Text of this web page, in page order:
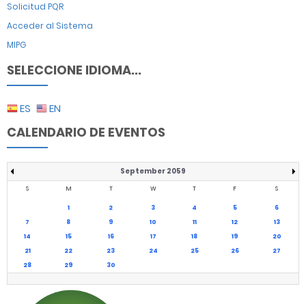
Solicitud PQR
Acceder al Sistema
MIPG
SELECCIONE IDIOMA...
ES EN
CALENDARIO DE EVENTOS
September 2059
S M T W T F S
1 2 3 4 5
6
7
8 9 10 11 12
13
14
15 16 17 18 19
20
21
22 23 24 25 26
27
28
29 30